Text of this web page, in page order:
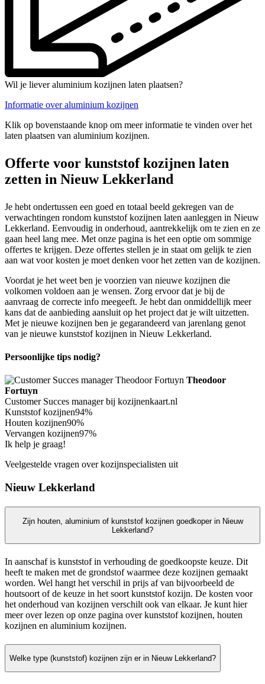
Wil je liever aluminium kozijnen laten plaatsen?
Informatie over aluminium kozijnen
Klik op bovenstaande knop om meer informatie te vinden over het
laten plaatsen van aluminium kozijnen.
Offerte voor kunststof kozijnen laten
zetten in Nieuw Lekkerland
Je hebt ondertussen een goed en totaal beeld gekregen van de
verwachtingen rondom kunststof kozijnen laten aanleggen in Nieuw
Lekkerland. Eenvoudig in onderhoud, aantrekkelijk om te zien en ze
gaan heel lang mee. Met onze pagina is het een optie om sommige
offertes te krijgen. Deze offertes stellen je in staat om gelijk te zien
aan wat voor kosten je moet denken voor het zetten van de kozijnen.
Voordat je het weet ben je voorzien van nieuwe kozijnen die
volkomen voldoen aan je wensen. Zorg ervoor dat je bij de
aanvraag de correcte info meegeeft. Je hebt dan onmiddellijk meer
kans dat de aanbieding aansluit op het project dat je wilt uitzetten.
Met je nieuwe kozijnen ben je gegarandeerd van jarenlang genot
van je nieuwe kunststof kozijnen in Nieuw Lekkerland.
Persoonlijke tips nodig?
Theodoor
Fortuyn
Customer Succes manager bij kozijnenkaart.nl
Kunststof kozijnen94%
Houten kozijnen90%
Vervangen kozijnen97%
Ik help je graag!
Veelgestelde vragen over kozijnspecialisten uit
Nieuw Lekkerland
Zijn houten, aluminium of kunststof kozijnen goedkoper in Nieuw
Lekkerland?
In aanschaf is kunststof in verhouding de goedkoopste keuze. Dit
heeft te maken met de grondstof waarmee deze kozijnen gemaakt
worden. Wel hangt het verschil in prijs af van bijvoorbeeld de
houtsoort of de keuze in het soort kunststof kozijn. De kosten voor
het onderhoud van kozijnen verschilt ook van elkaar. Je kunt hier
meer over lezen op onze pagina over kunststof kozijnen, houten
kozijnen en aluminium kozijnen.
Welke type (kunststof) kozijnen zijn er in Nieuw Lekkerland?